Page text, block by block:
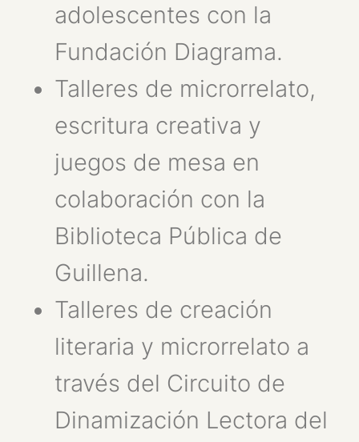
adolescentes con la
Fundación Diagrama.
Talleres de microrrelato,
escritura creativa y
juegos de mesa en
colaboración con la
Biblioteca Pública de
Guillena.
Talleres de creación
literaria y microrrelato a
través del Circuito de
Dinamización Lectora del